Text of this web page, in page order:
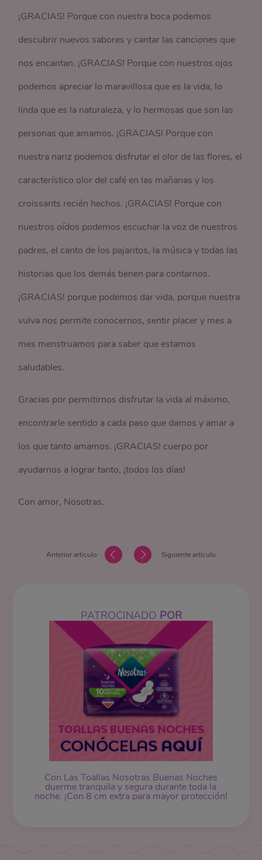
¡GRACIAS! Porque con nuestra boca podemos
descubrir nuevos sabores y cantar las canciones que
nos encantan. ¡GRACIAS! Porque con nuestros ojos
podemos apreciar lo maravillosa que es la vida, lo
linda que es la naturaleza, y lo hermosas que son las
personas que amamos. ¡GRACIAS! Porque con
nuestra nariz podemos disfrutar el olor de las flores, el
característico olor del café en las mañanas y los
croissants recién hechos. ¡GRACIAS! Porque con
nuestros oídos podemos escuchar la voz de nuestros
padres, el canto de los pajaritos, la música y todas las
historias que los demás tienen para contarnos.
¡GRACIAS! porque podemos dar vida, porque nuestra
vulva nos permite conocernos, sentir placer y mes a
mes menstruamos para saber que estamos
saludables.
Gracias por permitirnos disfrutar la vida al máximo,
encontrarle sentido a cada paso que damos y amar a
los que tanto amamos. ¡GRACIAS! cuerpo por
ayudarnos a lograr tanto, ¡todos los días!
Con amor, Nosotras.
Anterior artículo Siguiente artículo
PATROCINADO POR
Con Las Toallas Nosotras Buenas Noches
duerme tranquila y segura durante toda la
noche. ¡Con 8 cm extra para mayor protección!